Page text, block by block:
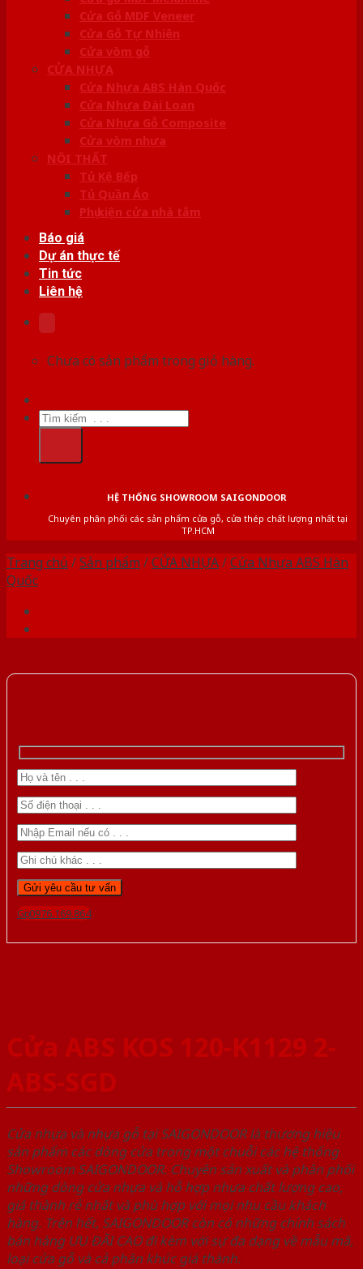
Cửa Gỗ MDF Veneer
Cửa Gỗ Tự Nhiên
Cửa vòm gỗ
CỬA NHỰA
Cửa Nhựa ABS Hàn Quốc
Cửa Nhựa Đài Loan
Cửa Nhựa Gỗ Composite
Cửa vòm nhựa
NỘI THẤT
Tủ Kệ Bếp
Tủ Quần Áo
Phụ kiện cửa nhà tắm
Báo giá
Dự án thực tế
Tin tức
Liên hệ
Chưa có sản phẩm trong giỏ hàng.
Tìm
kiếm:
HỆ THỐNG SHOWROOM SAIGONDOOR
Chuyên phân phối các sản phẩm cửa gỗ, cửa thép chất lượng nhất tại
TP.HCM
Trang chủ /Sản phẩm /CỬA NHỰA/Cửa Nhựa ABS Hàn
Quốc
Gọi 0976.169.864
Cửa ABS KOS 120-K1129 2-
ABS-SGD
Cửa nhựa và nhựa gỗ tại SAIGONDOOR là thương hiệu
sản phẩm các dòng cửa trong một chuỗi các hệ thống
Showroom SAIGONDOOR. Chuyên sản xuất và phân phối
những dòng cửa nhựa và hỗ hợp nhựa chất lượng cao,
giá thành rẻ nhất và phù hợp với mọi nhu cầu khách
hàng. Trên hết, SAIGONDOOR còn có những chính sách
bán hàng ƯU ĐÃI CAO đi kèm với sự đa dạng về mẫu mã,
loại cửa gỗ và cả phân khúc giá thành.